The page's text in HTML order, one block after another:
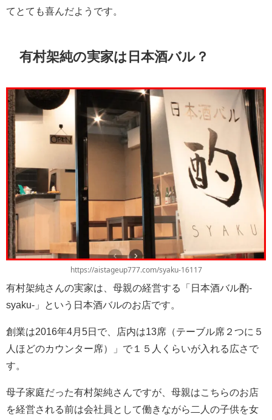
てとても喜んだようです。
有村架純の実家は日本酒バル？
https://aistageup777.com/syaku-16117
有村架純さんの実家は、母親の経営する「日本酒バル酌-
syaku-」という日本酒バルのお店です。
創業は2016年4月5日で、店内は13席（テーブル席２つに５
人ほどのカウンター席）」で１５人くらいが入れる広さで
す。
母子家庭だった有村架純さんですが、母親はこちらのお店
を経営される前は会社員として働きながら二人の子供を女